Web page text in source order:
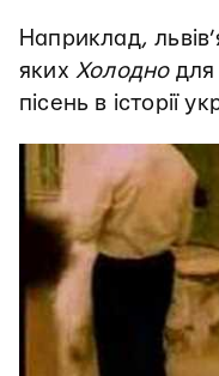
Наприклад,
яких Холоднодля
пісень в історії